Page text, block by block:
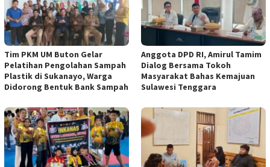
Tim PKM UM Buton Gelar
Pelatihan Pengolahan Sampah
Plastik di Sukanayo, Warga
Didorong Bentuk Bank Sampah
Anggota DPD RI, Amirul Tamim
Dialog Bersama Tokoh
Masyarakat Bahas Kemajuan
Sulawesi Tenggara